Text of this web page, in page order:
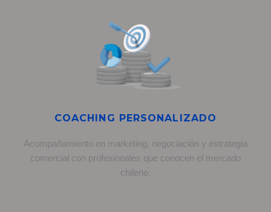
COACHING PERSONALIZADO
Acompañamiento en marketing, negociación y estrategia
comercial con profesionales que conocen el mercado
chileno.